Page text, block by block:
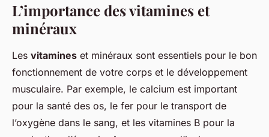
L’importance des vitamines et
minéraux
Les vitamines et minéraux sont essentiels pour le bon
fonctionnement de votre corps et le développement
musculaire. Par exemple, le calcium est important
pour la santé des os, le fer pour le transport de
l’oxygène dans le sang, et les vitamines B pour la